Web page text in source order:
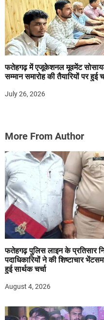
फतेहगढ़ में एजूकेशनल मूवमेंट
सम्मान समारोह की तैयारियों पर हुई
July 26, 2026
More From Author
फतेहगढ़ पुलिस लाइन के प्रतिसार
पदाधिकारियों ने की शिष्टाचार
हुई सार्थक चर्चा
August 4, 2026